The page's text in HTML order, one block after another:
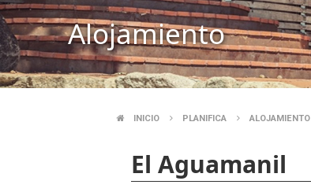
Alojamiento
INICIO PLANIFICA ALOJAMIENTO
El Aguamanil